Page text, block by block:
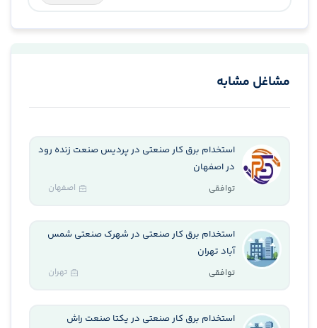
مشاغل مشابه
استخدام برق کار صنعتی در پردیس صنعت زنده رود
در اصفهان
توافقی اصفهان
استخدام برق کار صنعتی در شهرک صنعتی شمس
آباد تهران
توافقی تهران
استخدام برق کار صنعتی در یکتا صنعت راش